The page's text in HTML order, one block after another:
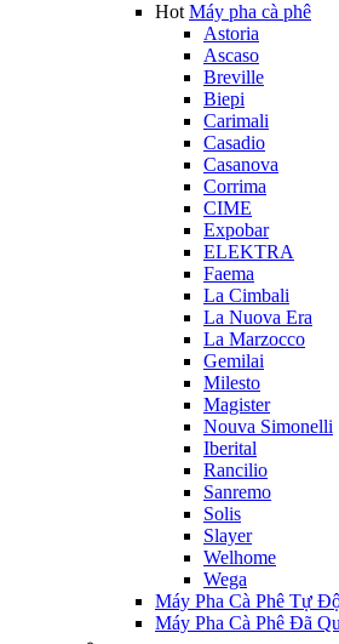
Hot Máy pha cà phê
Astoria
Ascaso
Breville
Biepi
Carimali
Casadio
Casanova
Corrima
CIME
Expobar
ELEKTRA
Faema
La Cimbali
La Nuova Era
La Marzocco
Gemilai
Milesto
Magister
Nouva Simonelli
Iberital
Rancilio
Sanremo
Solis
Slayer
Welhome
Wega
Máy Pha Cà Phê Tự
Máy Pha Cà Phê Đã